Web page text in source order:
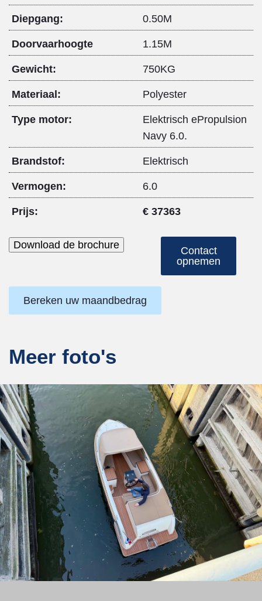
Diepgang: 0.50M
Doorvaarhoogte 1.15M
Gewicht: 750KG
Materiaal: Polyester
Type motor:
Elektrisch ePropulsion
Navy 6.0.
Brandstof: Elektrisch
Vermogen: 6.0
Prijs: € 37363
Download de brochure
Contact
opnemen
Bereken uw maandbedrag
Meer foto's